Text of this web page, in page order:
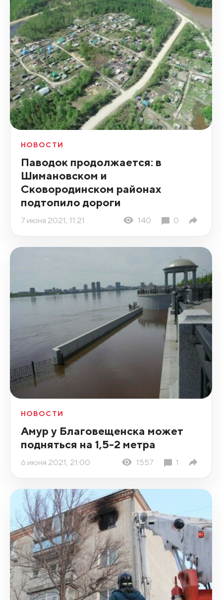
НОВОСТИ
Паводок продолжается: в
Шимановском и
Сковородинском районах
подтопило дороги
7 июня 2021, 11:21 140 0
НОВОСТИ
Амур у Благовещенска может
подняться на 1,5-2 метра
6 июня 2021, 21:00 1557 1